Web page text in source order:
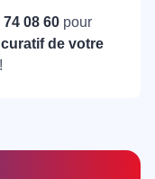
74 08 60 pour
de votre
!